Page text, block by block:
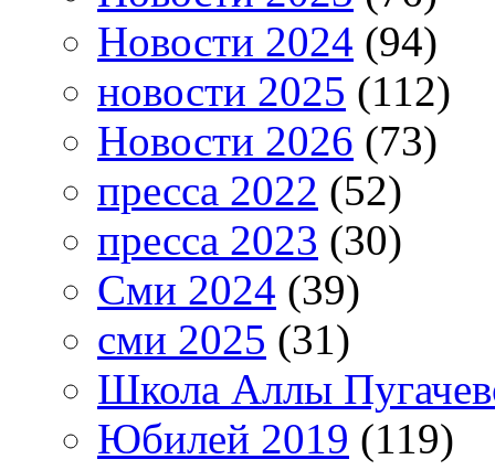
Новости 2024 (94)
новости 2025 (112)
Новости 2026 (73)
пресса 2022 (52)
пресса 2023 (30)
Сми 2024 (39)
сми 2025 (31)
Школа Аллы
Юбилей 2019 (119)